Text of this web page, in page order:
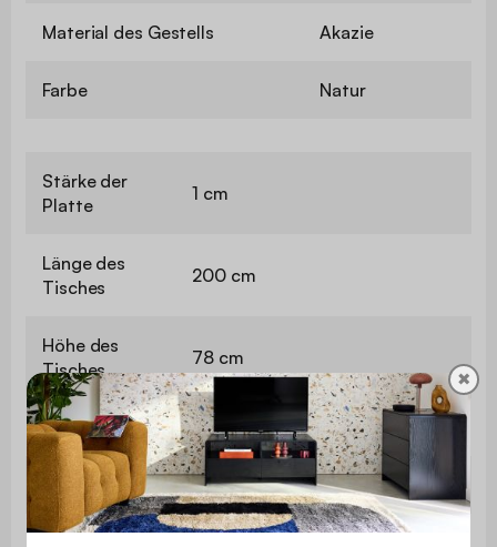
Material des Gestells Akazie
Farbe Natur
Stärke der
Platte
1 cm
Länge des
Tisches
200 cm
Höhe des
Tisches
78 cm
Enthält Holz Ja
Gewicht 32 kg
✖